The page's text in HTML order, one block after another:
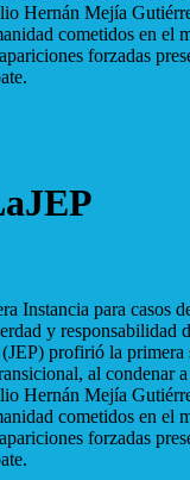
Hernán Mejía
cometidos en el
forzadas
Instancia para casos
y responsabilidad
profirió la primera
al condenar
Hernán Mejía
cometidos en el
forzadas